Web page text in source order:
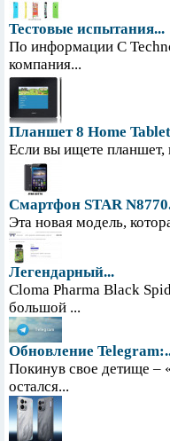
Тестовые испытания...
По информации С
компания...
Планшет 8 Home Tablet
Если вы ищете планшет,
Смартфон STAR
Эта новая модель,
Легендарный...
Cloma Pharma Black
большой ...
Обновление
Покинув свое детище –
остался...